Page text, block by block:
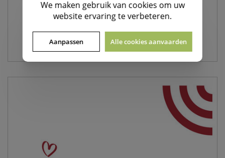
HUISWINKELS@BZN.BE OF TEL 03/201 22 20
We maken gebruik van cookies om uw
website ervaring te verbeteren.
Aanpassen Alle cookies aanvaarden